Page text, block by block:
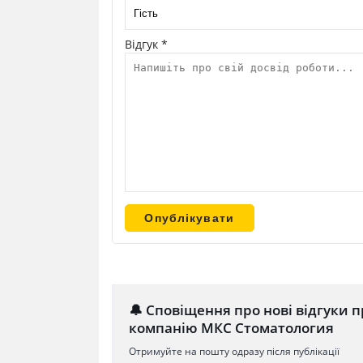
Відгук *
🔔 Сповіщення про нові відгуки
компанію МКС Стоматология
Отримуйте на пошту одразу після публікації